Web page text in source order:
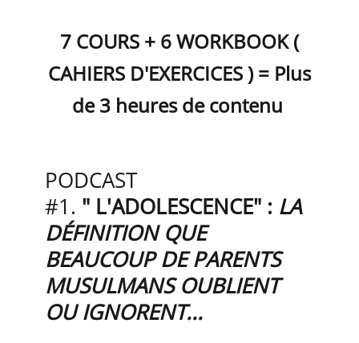
7 COURS + 6 WORKBOOK (
CAHIERS D'EXERCICES ) = Plus
de 3 heures de contenu
PODCAST
#1. " L'ADOLESCENCE" : LA
DÉFINITION QUE
BEAUCOUP DE PARENTS
MUSULMANS OUBLIENT
OU IGNORENT...